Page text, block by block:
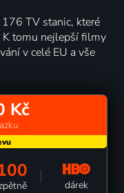
TV stanic, které
K tomu nejlepší filmy
v celé EU a vše
Kč
dárek